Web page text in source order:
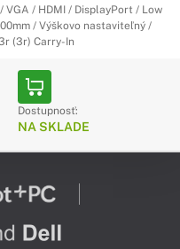
VGA / HDMI / DisplayPort / Low
/ Výškovo nastaviteľný /
(3r) Carry-In
Dostupnosť:
NA SKLADE